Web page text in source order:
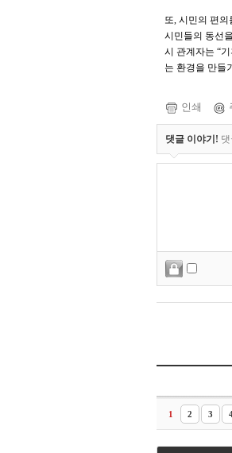
또, 시민의 편
시민들의 동선
시 관계자는 “
는 환경을 만들
인쇄
댓글 이야기!
1 2 3